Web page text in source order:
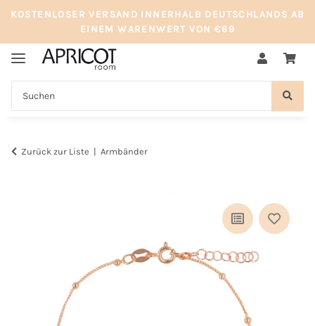
KOSTENLOSER VERSAND INNERHALB DEUTSCHLANDS AB
EINEM WARENWERT VON €69
Zurück zur Liste Armbänder